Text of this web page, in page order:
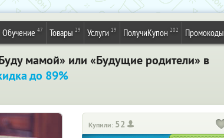
Обучение 47 Товары 29 Услуги 19 ПолучиКупон 202 Промокоды
мамой» или «Будущие родители» в
до 89%
Купили: 52